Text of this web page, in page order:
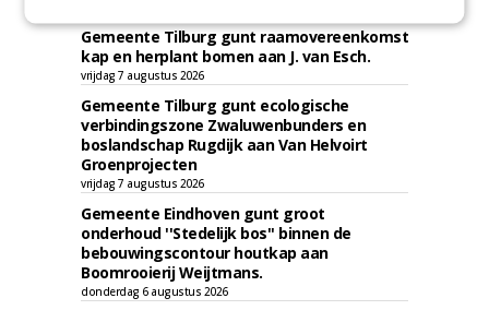
Gemeente Tilburg gunt raamovereenkomst
kap en herplant bomen aan J. van Esch.
vrijdag 7 augustus 2026
Gemeente Tilburg gunt ecologische
verbindingszone Zwaluwenbunders en
boslandschap Rugdijk aan Van Helvoirt
Groenprojecten
vrijdag 7 augustus 2026
Gemeente Eindhoven gunt groot
onderhoud ''Stedelijk bos'' binnen de
bebouwingscontour houtkap aan
Boomrooierij Weijtmans.
donderdag 6 augustus 2026